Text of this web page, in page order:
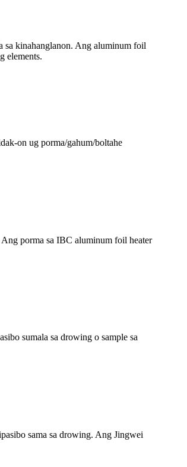
sa kinahanglanon. Ang aluminum foil
elements.
on ug porma/gahum/boltahe
porma sa IBC aluminum foil heater
sumala sa drowing o sample sa
sama sa drowing. Ang Jingwei